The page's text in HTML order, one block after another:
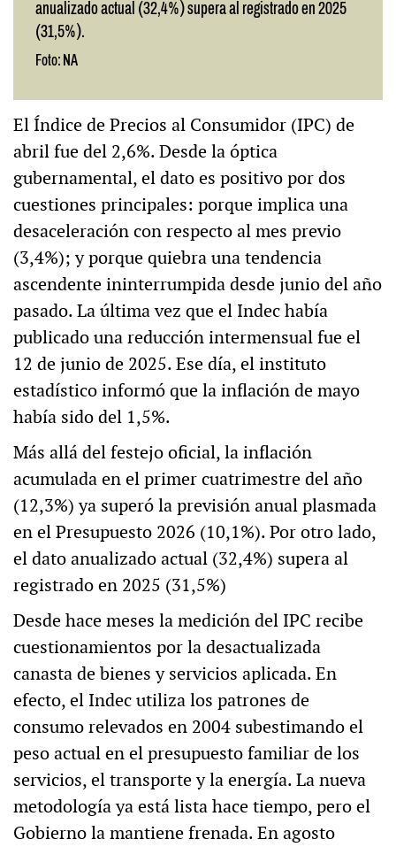
anualizado actual (32,4%) supera al registrado en 2025
(31,5%).
Foto: NA
El Índice de Precios al Consumidor (IPC) de
abril fue del 2,6%. Desde la óptica
gubernamental, el dato es positivo por dos
cuestiones principales: porque implica una
desaceleración con respecto al mes previo
(3,4%); y porque quiebra una tendencia
ascendente ininterrumpida desde junio del año
pasado. La última vez que el Indec había
publicado una reducción intermensual fue el
12 de junio de 2025. Ese día, el instituto
estadístico informó que la inflación de mayo
había sido del 1,5%.
Más allá del festejo oficial, la inflación
acumulada en el primer cuatrimestre del año
(12,3%) ya superó la previsión anual plasmada
en el Presupuesto 2026 (10,1%). Por otro lado,
el dato anualizado actual (32,4%) supera al
registrado en 2025 (31,5%)
Desde hace meses la medición del IPC recibe
cuestionamientos por la desactualizada
canasta de bienes y servicios aplicada. En
efecto, el Indec utiliza los patrones de
consumo relevados en 2004 subestimando el
peso actual en el presupuesto familiar de los
servicios, el transporte y la energía. La nueva
metodología ya está lista hace tiempo, pero el
Gobierno la mantiene frenada. En agosto